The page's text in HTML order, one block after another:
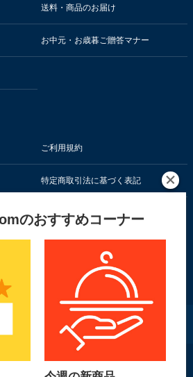
送料・商品のお届け
お中元・お歳暮ご贈答マナー
ご利用規約
特定商取引法に基づく表記
暗号通信技術で保護されています
のおすすめコーナー